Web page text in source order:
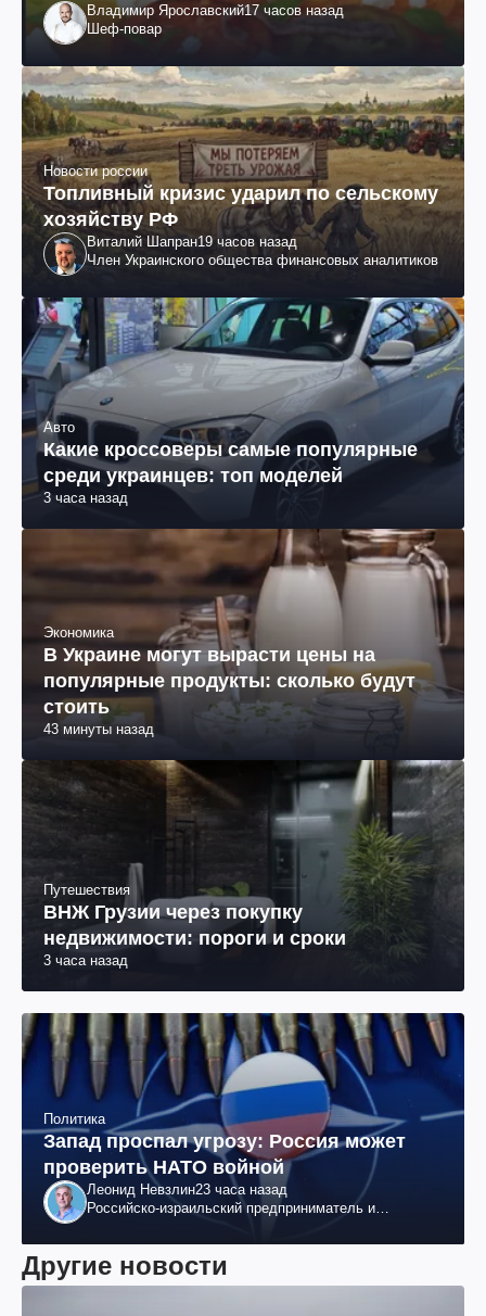
Владимир Ярославский17 часов назад
Шеф-повар
Новости россии
Топливный кризис ударил по сельскому
хозяйству РФ
Виталий Шапран19 часов назад
Член Украинского общества финансовых аналитиков
Авто
Какие кроссоверы самые популярные
среди украинцев: топ моделей
3 часа назад
Экономика
В Украине могут вырасти цены на
популярные продукты: сколько будут
стоить
43 минуты назад
Путешествия
ВНЖ Грузии через покупку
недвижимости: пороги и сроки
3 часа назад
Политика
Запад проспал угрозу: Россия может
проверить НАТО войной
Леонид Невзлин23 часа назад
Российско-израильский предприниматель и
"ЮКОСа"
Другие новости